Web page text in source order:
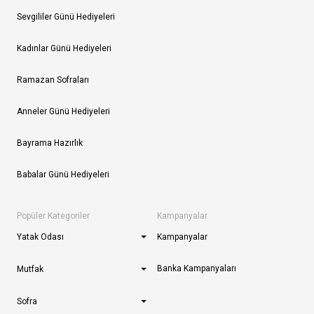
Sevgililer Günü Hediyeleri
Kadınlar Günü Hediyeleri
Ramazan Sofraları
Anneler Günü Hediyeleri
Bayrama Hazırlık
Babalar Günü Hediyeleri
Popüler Kategoriler
Yatak Odası
Mutfak
Sofra
Kampanyalar
Kampanyalar
Banka Kampanyaları